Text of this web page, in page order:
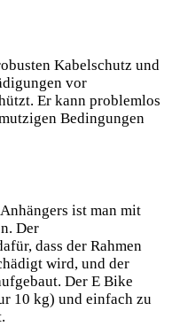
Kabelschutz und
vor
Er kann problemlos
Bedingungen
ist man mit
Der
dass der Rahmen
wird, und der
Der E Bike
10 kg) und einfach zu